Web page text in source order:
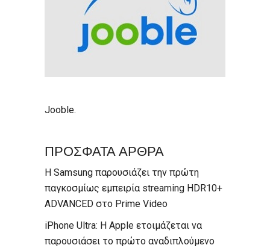
Jooble.
ΠΡΟΣΦΑΤΑ ΑΡΘΡΑ
Η Samsung παρουσιάζει την πρώτη
παγκοσμίως εμπειρία streaming HDR10+
ADVANCED στο Prime Video
iPhone Ultra: Η Apple ετοιμάζεται να
παρουσιάσει το πρώτο αναδιπλούμενο